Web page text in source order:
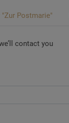
Postmarie"
contact you